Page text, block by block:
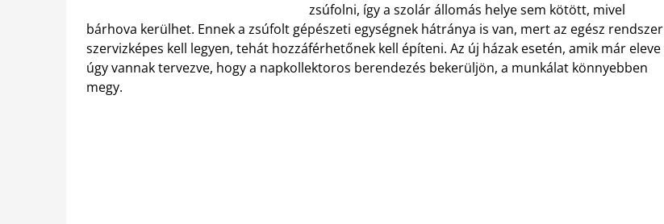
zsúfolni, így a szolár állomás helye sem kötött, mivel
bárhova kerülhet. Ennek a zsúfolt gépészeti egységnek hátránya is van, mert az egész rendszer
szervizképes kell legyen, tehát hozzáférhetőnek kell építeni. Az új házak esetén, amik már eleve
úgy vannak tervezve, hogy a napkollektoros berendezés bekerüljön, a munkálat könnyebben
megy.